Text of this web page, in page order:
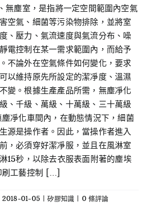
塵室，是指將一定空間範圍內空氣
空氣、細菌等污染物排除，並將室
、壓力、氣流速度與氣流分布、噪
電控制在某一需求範圍內，而給予
不論外在空氣條件如何變化，要求
以維持原先所設定的潔凈度、溫濕
變。根據生產產品所需，無塵凈化
、千級、萬級、十萬級、三十萬級
凈化車間內，在動態情況下，細菌
源是操作者。因此，當操作者進入
，必須穿好潔凈服，並且在風淋室
15秒，以除去衣服表面附著的塵埃
工藝控制 [...]
2018-01-05 矽膠知識 0 條評論